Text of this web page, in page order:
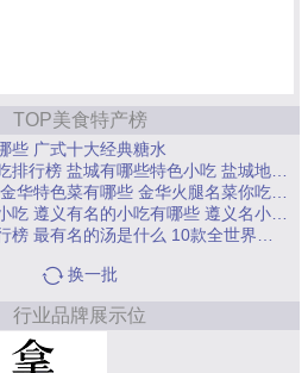
TOP美食特产榜
些 广式十大经典糖水
榜 盐城有哪些特色小吃 盐城地标美食你吃过几个
特色菜有哪些 金华火腿名菜你吃过几道
义有名的小吃有哪些 遵义名小吃你吃过几个？
最有名的汤是什么 10款全世界最好喝的汤
换一批
行业品牌展示位